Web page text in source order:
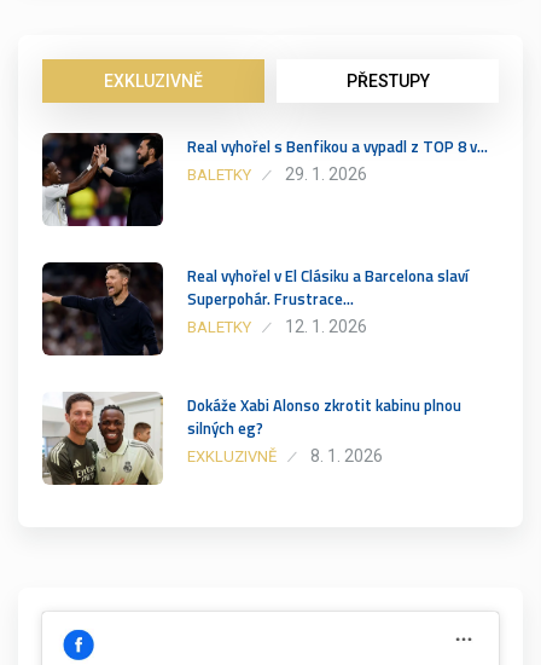
EXKLUZIVNĚ PŘESTUPY
Real vyhořel s Benfikou a vypadl z TOP 8 v…
BALETKY 29. 1. 2026
Real vyhořel v El Clásiku a Barcelona slaví
Superpohár. Frustrace…
BALETKY 12. 1. 2026
Dokáže Xabi Alonso zkrotit kabinu plnou
silných eg?
EXKLUZIVNĚ 8. 1. 2026